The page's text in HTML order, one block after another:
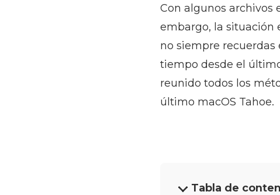
Con algunos archivos
embargo, la situación
no siempre
tiempo desde el
reunido todos los
último macOS Tahoe.
Tabla de